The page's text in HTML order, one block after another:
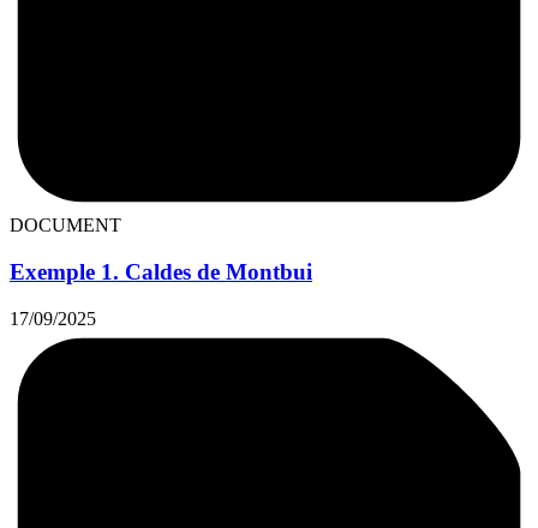
DOCUMENT
Exemple 1. Caldes de Montbui
17/09/2025